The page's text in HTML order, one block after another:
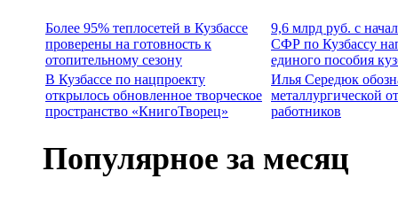
Более 95% теплосетей в Кузбассе
проверены на готовность к
отопительному сезону
9,6 млрд руб. с
СФР по Кузбассу
единого пособия
В Кузбассе по нацпроекту
открылось обновленное творческое
пространство «КнигоТворец»
Илья Середюк
металлургической
работников
Популярное за месяц